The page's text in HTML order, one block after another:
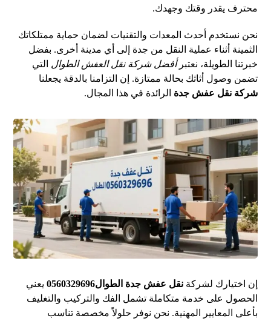
محترف يقدر وقتك وجهدك.
نحن نستخدم أحدث المعدات والتقنيات لضمان حماية ممتلكاتك
الثمينة أثناء عملية النقل من جدة إلى أي مدينة أخرى. بفضل
خبرتنا الطويلة، نعتبرأفضل شركة نقل العفش الطوال التي
تضمن وصول أثاثك بحالة ممتازة. إن التزامنا بالدقة يجعلنا
شركة نقل عفش جدة الرائدة في هذا المجال.
إن اختيارك لشركةنقل عفش جدة الطوال0560329696
يعني
الحصول على خدمة متكاملة تشمل الفك والتركيب والتغليف
بأعلى المعايير المهنية. نحن نوفر حلولاً مخصصة تناسب